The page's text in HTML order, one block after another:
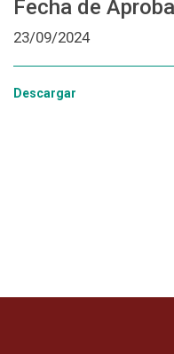
Fecha de
23/09/2024
Descargar